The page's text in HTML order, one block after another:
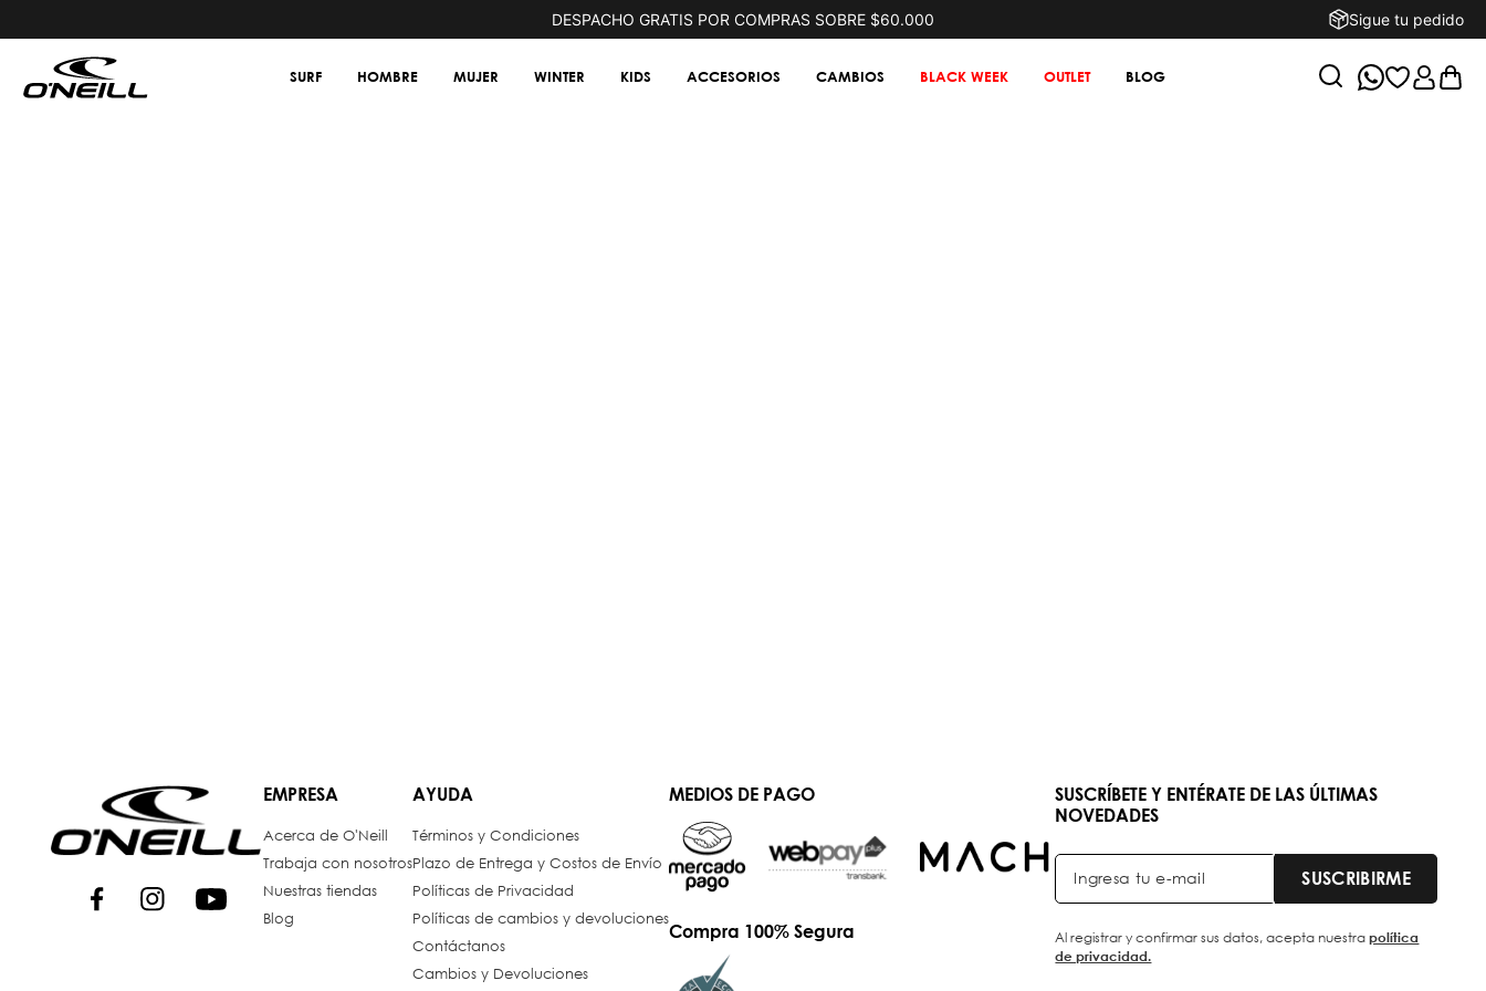
DESPACHO GRATIS POR COMPRAS SOBRE $60.000 Sigue tu pedido
SURF HOMBRE MUJER WINTER KIDS ACCESORIOS CAMBIOS BLACK WEEK OUTLET BLOG
EMPRESA
Acerca de O'Neill
Trabaja con nosotros
Nuestras tiendas
Blog
AYUDA
Términos y Condiciones
Plazo de Entrega y Costos de Envío
Políticas de Privacidad
Políticas de cambios y devoluciones
Contáctanos
Cambios y Devoluciones
MEDIOS DE PAGO
Compra 100% Segura
SUSCRÍBETE Y ENTÉRATE DE LAS ÚLTIMAS
NOVEDADES
SUSCRIBIRME
Al registrar y confirmar sus datos, acepta nuestrapolítica
de privacidad.